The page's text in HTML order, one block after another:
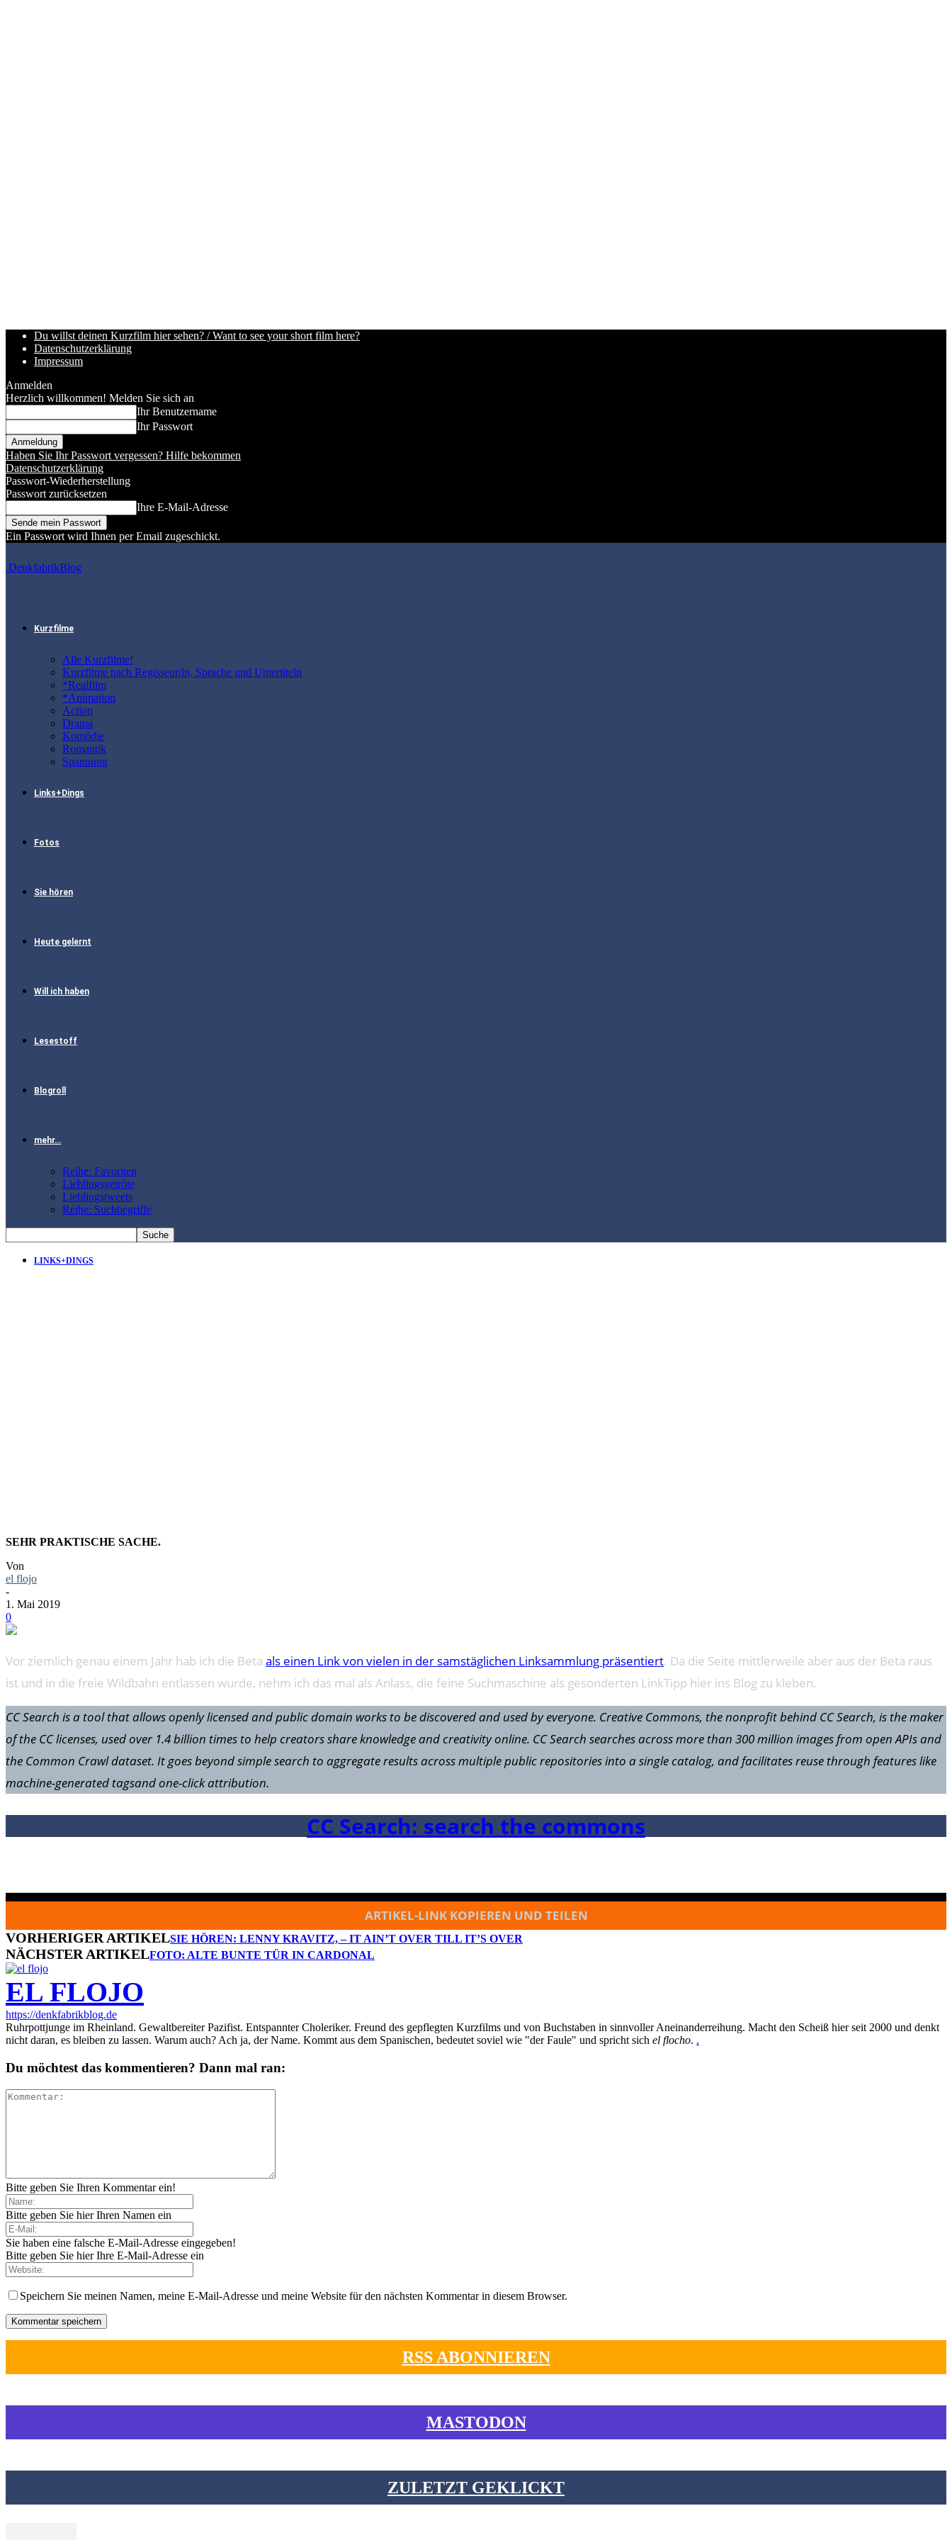
Du willst deinen Kurzfilm hier sehen? / Want to see your short film here?
Datenschutzerklärung
Impressum
Anmelden
Herzlich willkommen! Melden Sie sich an
Ihr Benutzername
Ihr Passwort
Haben Sie Ihr Passwort vergessen? Hilfe bekommen
Datenschutzerklärung
Passwort-Wiederherstellung
Passwort zurücksetzen
Ihre E-Mail-Adresse
Ein Passwort wird Ihnen per Email zugeschickt.
DenkfabrikBlog
Kurzfilme
Alle Kurzfilme!
Kurzfilme nach Regisseur/in, Sprache und Untertiteln
*Realfilm
*Animation
Action
Drama
Komödie
Romantik
Spannung
Links+Dings
Fotos
Sie hören
Heute gelernt
Will ich haben
Lesestoff
Blogroll
mehr…
Reihe: Favoriten
Lieblingsgetröte
Lieblingstweets
Reihe: Suchbegriffe
LINKS+DINGS
SEHR PRAKTISCHE SACHE.
Von
el flojo
-
1. Mai 2019
0
Vor ziemlich genau einem Jahr hab ich die Beta als einen Link von vielen in der samstäglichen Linksammlung präsentiert. Da die Seite mittlerweile aber aus der Beta raus
ist und in die freie Wildbahn entlassen wurde, nehm ich das mal als Anlass, die feine Suchmaschine als gesonderten LinkTipp hier ins Blog zu kleben.
CC Search is a tool that allows openly licensed and public domain works to be discovered and used by everyone. Creative Commons, the nonprofit behind CC Search, is the maker
of the CC licenses, used over 1.4 billion times to help creators share knowledge and creativity online. CC Search searches across more than 300 million images from open APIs and
the Common Crawl dataset. It goes beyond simple search to aggregate results across multiple public repositories into a single catalog, and facilitates reuse through features like
machine-generated tagsand one-click attribution.
CC Search: search the commons
ARTIKEL-LINK KOPIEREN UND TEILEN
VORHERIGER ARTIKELSIE HÖREN: LENNY KRAVITZ, – IT AIN’T OVER TILL IT’S OVER
NÄCHSTER ARTIKELFOTO: ALTE BUNTE TÜR IN CARDONAL
EL FLOJO
https://denkfabrikblog.de
Ruhrpottjunge im Rheinland. Gewaltbereiter Pazifist. Entspannter Choleriker. Freund des gepflegten Kurzfilms und von Buchstaben in sinnvoller Aneinanderreihung. Macht den Scheiß hier seit 2000 und denkt
nicht daran, es bleiben zu lassen. Warum auch? Ach ja, der Name. Kommt aus dem Spanischen, bedeutet soviel wie "der Faule" und spricht sich el flocho. .
Du möchtest das kommentieren? Dann mal ran:
Bitte geben Sie Ihren Kommentar ein!
Bitte geben Sie hier Ihren Namen ein
Sie haben eine falsche E-Mail-Adresse eingegeben!
Bitte geben Sie hier Ihre E-Mail-Adresse ein
Speichern Sie meinen Namen, meine E-Mail-Adresse und meine Website für den nächsten Kommentar in diesem Browser.
RSS ABONNIEREN
MASTODON
ZULETZT GEKLICKT